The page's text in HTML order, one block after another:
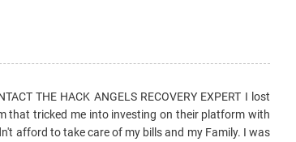
THE HACK ANGELS RECOVERY EXPERT I lost
that tricked me into investing on their platform with
afford to take care of my bills and my Family. I was